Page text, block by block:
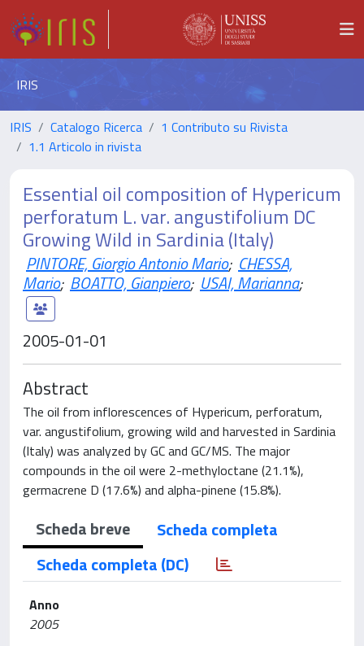
IRIS
IRIS Catalogo Ricerca
1 Contributo su Rivista
1.1 Articolo in rivista
Essential oil composition of Hypericum
perforatum L. var. angustifolium DC
Growing Wild in Sardinia (Italy)
PINTORE, Giorgio Antonio Mario; CHESSA,
Mario; BOATTO, Gianpiero; USAI, Marianna;
2005-01-01
Abstract
The oil from inflorescences of Hypericum, perforatum,
var. angustifolium, growing wild and harvested in Sardinia
(Italy) was analyzed by GC and GC/MS. The major
compounds in the oil were 2-methyloctane (21.1%),
germacrene D (17.6%) and alpha-pinene (15.8%).
Scheda breve
Scheda completa
Scheda completa (DC)
Anno
2005